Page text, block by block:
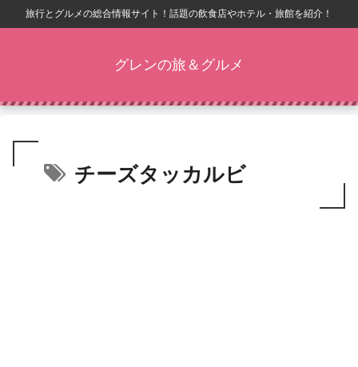
旅行とグルメの総合情報サイト！話題の飲食店やホテル・旅館を紹介！
グレンの旅＆グルメ
チーズタッカルビ